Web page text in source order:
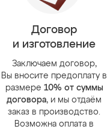
Договор
и изготовление
Заключаем договор,
Вы вносите предоплату в
размере 10% от суммы
договора, и мы отдаём
заказ в производство.
Возможна оплата в